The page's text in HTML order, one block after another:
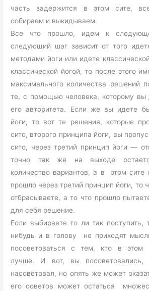
часть задержится в этом сите,
собираем и выкидываем.
Все что прошло, идем к
следующий шаг зависит от того
методами йоги или идете
классической йогой, то после этого
максимального количества решений
те, с помощью человека, которому вы
его авторитета. Если же вы идете
йоги, то вот те решения, которые
сито, второго принципа йоги, вы
сито, через третий принцип йоги —
точно так же на выходе
количество вариантов, а в этом сите
прошло через третий принцип йоги, то
отбрасываете, а то что прошло
для себя решение.
Если выбираете то ли так поступить,
нибудь и в голову не приходят
посоветоваться с тем, кто в этом
лучше. И вот, вы
насоветовал, но опять же может
его советов может остаться